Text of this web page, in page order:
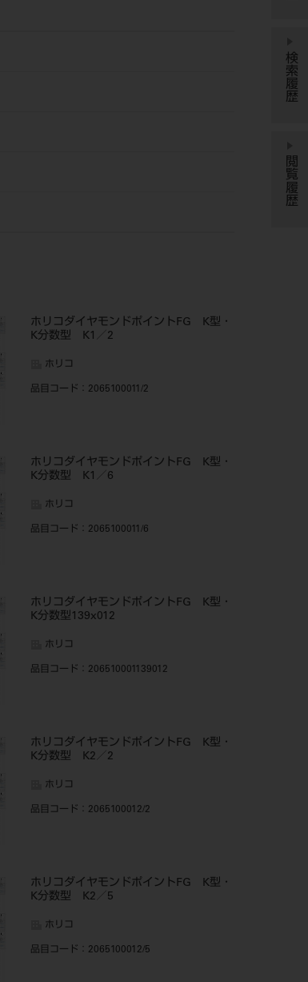
ホリコダイヤモンドポイントFG K型・
K分数型 K1／2
ホリコ
品目コード ：2065100011/2
ホリコダイヤモンドポイントFG K型・
K分数型 K1／6
ホリコ
品目コード ：2065100011/6
ホリコダイヤモンドポイントFG K型・
K分数型139x012
ホリコ
品目コード ：206510001139012
ホリコダイヤモンドポイントFG K型・
K分数型 K2／2
ホリコ
品目コード ：2065100012/2
ホリコダイヤモンドポイントFG K型・
K分数型 K2／5
ホリコ
品目コード ：2065100012/5
検索履歴
閲覧履歴